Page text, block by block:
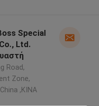
Special
Ltd.
Road,
Zone,
,ΚΙΝΑ